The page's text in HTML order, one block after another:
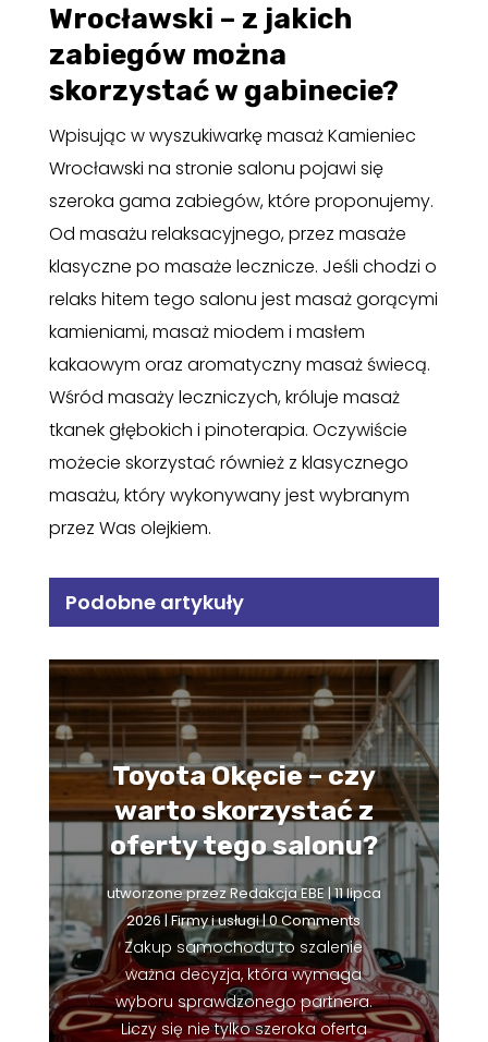
Wrocławski – z jakich
zabiegów można
skorzystać w gabinecie?
Wpisując w wyszukiwarkę masaż Kamieniec
Wrocławski na stronie salonu pojawi się
szeroka gama zabiegów, które proponujemy.
Od masażu relaksacyjnego, przez masaże
klasyczne po masaże lecznicze. Jeśli chodzi o
relaks hitem tego salonu jest masaż gorącymi
kamieniami, masaż miodem i masłem
kakaowym oraz aromatyczny masaż świecą.
Wśród masaży leczniczych, króluje masaż
tkanek głębokich i pinoterapia. Oczywiście
możecie skorzystać również z klasycznego
masażu, który wykonywany jest wybranym
przez Was olejkiem.
Podobne artykuły
Toyota Okęcie – czy
warto skorzystać z
oferty tego salonu?
utworzone przezRedakcja EBE|11 lipca
2026|Firmy i usługi| 0 Comments
Zakup samochodu to szalenie
ważna decyzja, która wymaga
wyboru sprawdzonego partnera.
Liczy się nie tylko szeroka oferta